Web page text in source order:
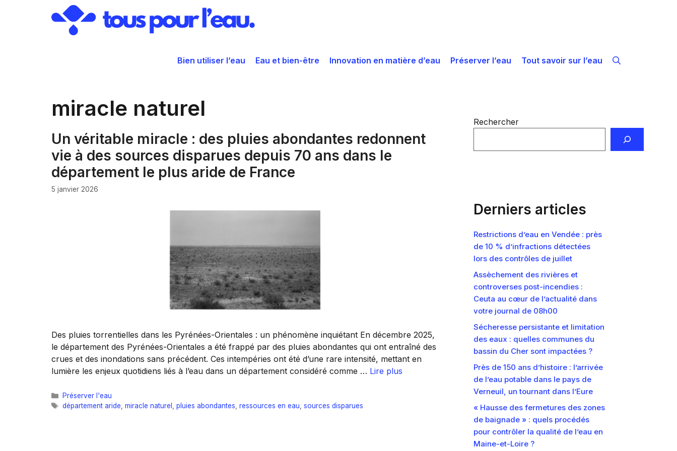
Bien utiliser l’eau Eau et bien-être Innovation en matière d’eau Préserver l’eau Tout savoir sur l’eau
miracle naturel
Un véritable miracle : des pluies abondantes redonnent
vie à des sources disparues depuis 70 ans dans le
département le plus aride de France
5 janvier 2026
Des pluies torrentielles dans les Pyrénées-Orientales : un phénomène inquiétant En décembre 2025,
le département des Pyrénées-Orientales a été frappé par des pluies abondantes qui ont entraîné des
crues et des inondations sans précédent. Ces intempéries ont été d’une rare intensité, mettant en
lumière les enjeux quotidiens liés à l’eau dans un département considéré comme … Lire plus
Catégories
Préserver l'eau
Étiquettes
département aride miracle naturel pluies abondantes ressources en eau sources disparues
Rechercher
Derniers articles
Restrictions d’eau en Vendée : près
de 10 % d’infractions détectées
lors des contrôles de juillet
Assèchement des rivières et
controverses post-incendies :
Ceuta au cœur de l’actualité dans
votre journal de 08h00
Sécheresse persistante et limitation
des eaux : quelles communes du
bassin du Cher sont impactées ?
Près de 150 ans d’histoire : l’arrivée
de l’eau potable dans le pays de
Verneuil, un tournant dans l’Eure
« Hausse des fermetures des zones
de baignade » : quels procédés
pour contrôler la qualité de l’eau en
Maine-et-Loire ?